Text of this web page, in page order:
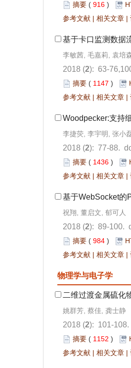
摘要 ( 916 )
参考文献 | 相关文章 |
基于卡口监测数据
李敏茜, 毛嘉莉, 袁培
2018 (2): 63-
摘要 ( 1147 )
参考文献 | 相关文章 |
Woodpecker:支持
李捷荧, 李宇明, 张小
2018 (2): 77-88.
摘要 ( 1436 )
参考文献 | 相关文章 |
基于WebSocket的
祝翔, 董启文, 郁可人
2018 (2): 89-100.
摘要 ( 984 )
参考文献 | 相关文章 |
物理学与电子学
二维过渡金属硫化
姚群芳, 蔡佳, 龚士静
2018 (2): 101-
摘要 ( 1152 )
参考文献 | 相关文章 |